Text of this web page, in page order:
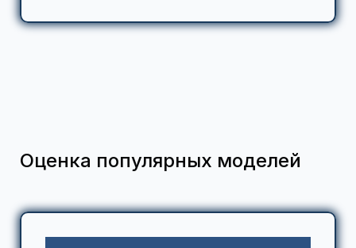
Оценка популярных моделей